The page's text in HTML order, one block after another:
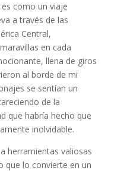
como un viaje
a través de las
Central,
en cada
llena de giros
al borde de mi
se sentían un
de la
que habría hecho que
inolvidable.
herramientas valiosas
que lo convierte en un